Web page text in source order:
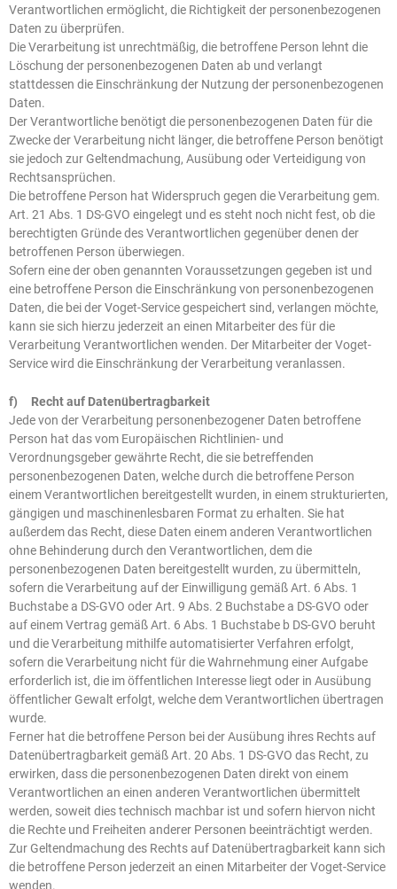
Verantwortlichen ermöglicht, die Richtigkeit der personenbezogenen
Daten zu überprüfen.
Die Verarbeitung ist unrechtmäßig, die betroffene Person lehnt die
Löschung der personenbezogenen Daten ab und verlangt
stattdessen die Einschränkung der Nutzung der personenbezogenen
Daten.
Der Verantwortliche benötigt die personenbezogenen Daten für die
Zwecke der Verarbeitung nicht länger, die betroffene Person benötigt
sie jedoch zur Geltendmachung, Ausübung oder Verteidigung von
Rechtsansprüchen.
Die betroffene Person hat Widerspruch gegen die Verarbeitung gem.
Art. 21 Abs. 1 DS-GVO eingelegt und es steht noch nicht fest, ob die
berechtigten Gründe des Verantwortlichen gegenüber denen der
betroffenen Person überwiegen.
Sofern eine der oben genannten Voraussetzungen gegeben ist und
eine betroffene Person die Einschränkung von personenbezogenen
Daten, die bei der Voget-Service gespeichert sind, verlangen möchte,
kann sie sich hierzu jederzeit an einen Mitarbeiter des für die
Verarbeitung Verantwortlichen wenden. Der Mitarbeiter der Voget-
Service wird die Einschränkung der Verarbeitung veranlassen.
f) Recht auf Datenübertragbarkeit
Jede von der Verarbeitung personenbezogener Daten betroffene
Person hat das vom Europäischen Richtlinien- und
Verordnungsgeber gewährte Recht, die sie betreffenden
personenbezogenen Daten, welche durch die betroffene Person
einem Verantwortlichen bereitgestellt wurden, in einem strukturierten,
gängigen und maschinenlesbaren Format zu erhalten. Sie hat
außerdem das Recht, diese Daten einem anderen Verantwortlichen
ohne Behinderung durch den Verantwortlichen, dem die
personenbezogenen Daten bereitgestellt wurden, zu übermitteln,
sofern die Verarbeitung auf der Einwilligung gemäß Art. 6 Abs. 1
Buchstabe a DS-GVO oder Art. 9 Abs. 2 Buchstabe a DS-GVO oder
auf einem Vertrag gemäß Art. 6 Abs. 1 Buchstabe b DS-GVO beruht
und die Verarbeitung mithilfe automatisierter Verfahren erfolgt,
sofern die Verarbeitung nicht für die Wahrnehmung einer Aufgabe
erforderlich ist, die im öffentlichen Interesse liegt oder in Ausübung
öffentlicher Gewalt erfolgt, welche dem Verantwortlichen übertragen
wurde.
Ferner hat die betroffene Person bei der Ausübung ihres Rechts auf
Datenübertragbarkeit gemäß Art. 20 Abs. 1 DS-GVO das Recht, zu
erwirken, dass die personenbezogenen Daten direkt von einem
Verantwortlichen an einen anderen Verantwortlichen übermittelt
werden, soweit dies technisch machbar ist und sofern hiervon nicht
die Rechte und Freiheiten anderer Personen beeinträchtigt werden.
Zur Geltendmachung des Rechts auf Datenübertragbarkeit kann sich
die betroffene Person jederzeit an einen Mitarbeiter der Voget-Service
wenden.